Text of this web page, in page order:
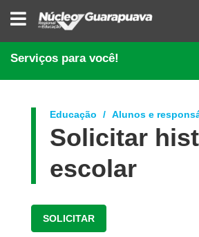
NÚCLEO
REGIONAL
EDUCAÇÃO
DE
GUARAPUAVA
Serviços para você!
Educação Alunos e
Solicitar
escolar
SOLICITAR